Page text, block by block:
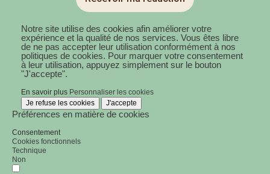
Notre site utilise des cookies afin améliorer votre
expérience et la qualité de nos services. Vous êtes libre
de ne pas accepter leur utilisation conformément à nos
politiques de cookies. Pour marquer votre consentement
à leur utilisation, appuyez simplement sur le bouton
"J'accepte".
En savoir plus Personnaliser les cookies
Je refuse les cookies
J'accepte
Préférences en matière de cookies
Consentement
Cookies fonctionnels
Technique
Non